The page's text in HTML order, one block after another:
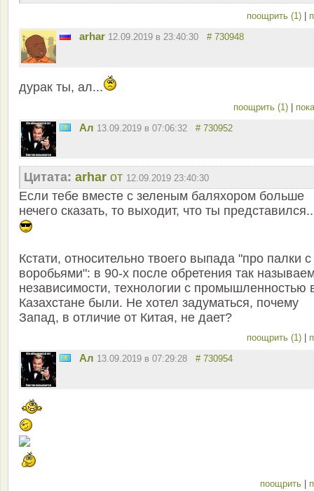
поощрить (1)
arhar 12.09.2019 в 23:40:30 # 730948
дурак ты, ал...
поощрить (1)
Ал 13.09.2019 в 07:06:32 # 730952
Цитата: arhar от 12.09.2019 23:40:30
Если тебе вместе с зеленым баляхором больше
нечего сказать, то выходит, что ты
Кстати, относительно твоего выпада "про палки с
воробьями": в 90-х после обретения так
независимости, технологии с промышленностью
Казахстане были. Не хотел задуматься, почему
Запад, в отличие от Китая, не дает?
поощрить (1)
Ал 13.09.2019 в 07:29:28 # 730954
поощрить